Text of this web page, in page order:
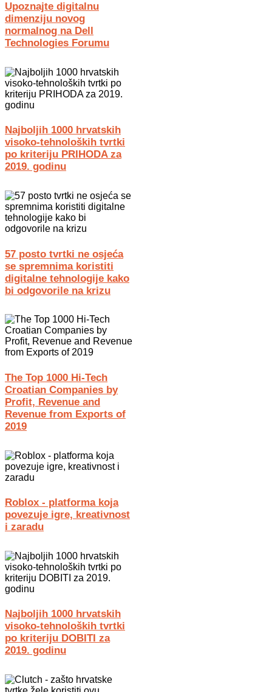
Upoznajte digitalnu
dimenziju novog
normalnog na Dell
Technologies Forumu
Najboljih 1000 hrvatskih
visoko-tehnoloških tvrtki
po kriteriju PRIHODA za
2019. godinu
57 posto tvrtki ne osjeća
se spremnima koristiti
digitalne tehnologije kako
bi odgovorile na krizu
The Top 1000 Hi-Tech
Croatian Companies by
Profit, Revenue and
Revenue from Exports of
2019
Roblox - platforma koja
povezuje igre, kreativnost
i zaradu
Najboljih 1000 hrvatskih
visoko-tehnoloških tvrtki
po kriteriju DOBITI za
2019. godinu